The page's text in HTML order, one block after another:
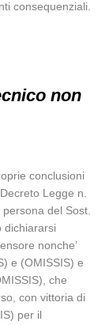
consequenziali.
non
conclusioni
Legge n.
del Sost.
dichiararsi
nonche’
e (OMISSIS) e
che
con vittoria di
per il